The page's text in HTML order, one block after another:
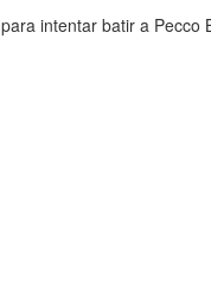
intentar batir a